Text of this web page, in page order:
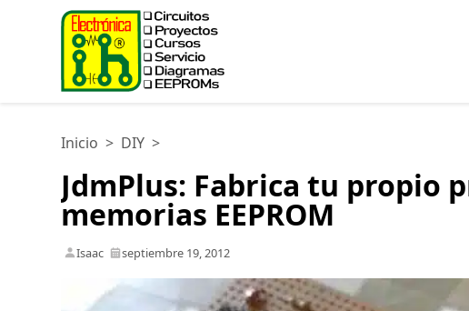
Inicio > DIY >
JdmPlus: Fabrica tu propio
memorias EEPROM
Isaac septiembre 19, 2012